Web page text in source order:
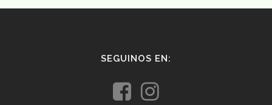
SEGUINOS EN: